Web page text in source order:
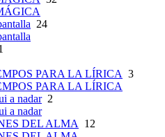
24
PARA LA LÍRICA 3
PARA LA LÍRICA
a nadar2
a nadar
DEL ALMA
12